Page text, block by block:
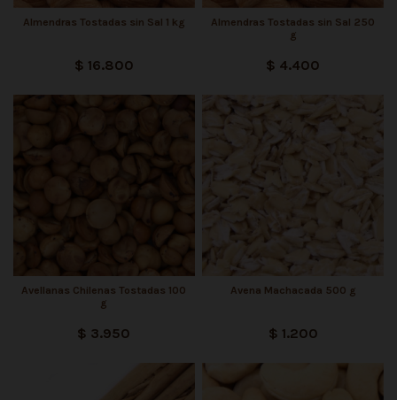
Almendras Tostadas sin Sal 1 kg
$ 16.800
Almendras Tostadas sin Sal 250
g
$ 4.400
Avellanas Chilenas Tostadas 100
g
$ 3.950
Avena Machacada 500 g
$ 1.200